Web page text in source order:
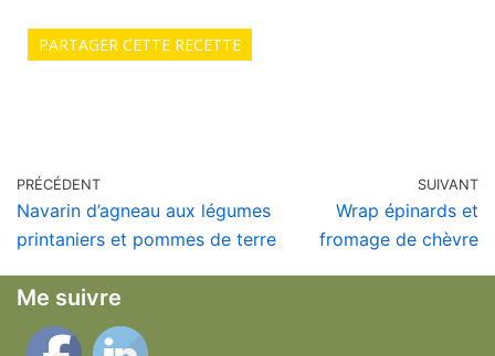
PARTAGER CETTE RECETTE
PRÉCÉDENT
Navarin d’agneau aux légumes
printaniers et pommes de terre
SUIVANT
Wrap épinards et
fromage de chèvre
Me suivre